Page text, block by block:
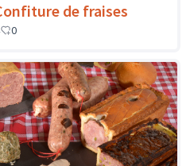
de fraises
0